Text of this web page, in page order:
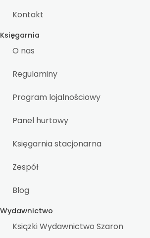
Kontakt
Księgarnia
O nas
Regulaminy
Program lojalnościowy
Panel hurtowy
Księgarnia stacjonarna
Zespół
Blog
Wydawnictwo
Książki Wydawnictwo Szaron